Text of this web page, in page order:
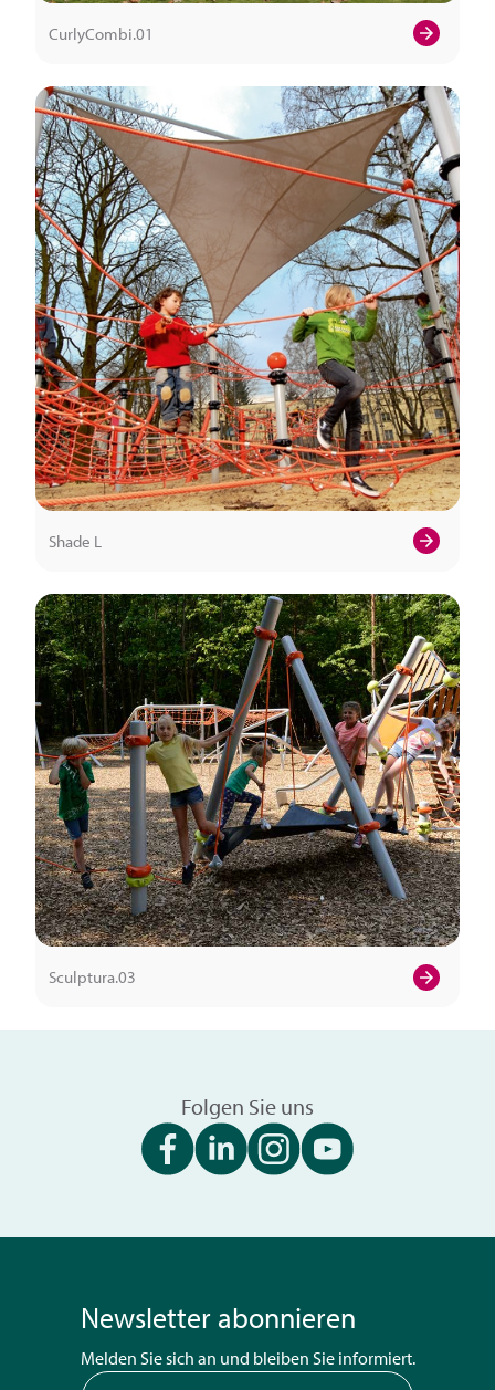
CurlyCombi.01
Shade L
Sculptura.03
Folgen Sie uns
Newsletter abonnieren
Melden Sie sich an und bleiben Sie informiert.